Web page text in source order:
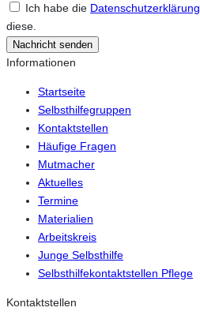
Ich habe die Datenschutzerklärung
diese.
Nachricht senden
Informationen
Startseite
Selbsthilfegruppen
Kontaktstellen
Häufige Fragen
Mutmacher
Aktuelles
Termine
Materialien
Arbeitskreis
Junge Selbsthilfe
Selbsthilfekontaktstellen Pflege
Kontaktstellen